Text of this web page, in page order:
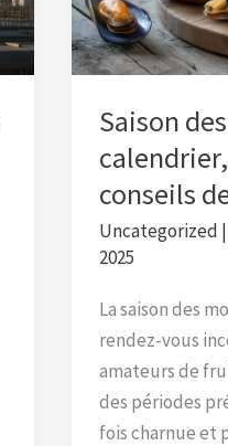
Saison
conseils
Uncategorized
2025
La saison des
rendez-vous
amateurs de
des périodes
fois charnue et
variétés
et
conseils
de
préparation